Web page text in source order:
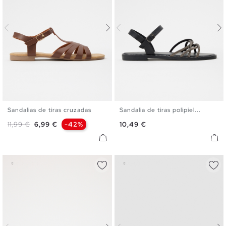
35 36 37 38 39
41
Sandalias de tiras cruzadas
Precio base
11,99 € Precio
6,99 € -42%
35 36 37 38 39
Sandalia de tiras polipiel...
Precio
10,49 €